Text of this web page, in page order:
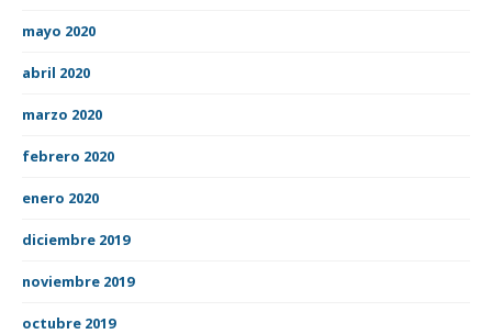
mayo 2020
abril 2020
marzo 2020
febrero 2020
enero 2020
diciembre 2019
noviembre 2019
octubre 2019